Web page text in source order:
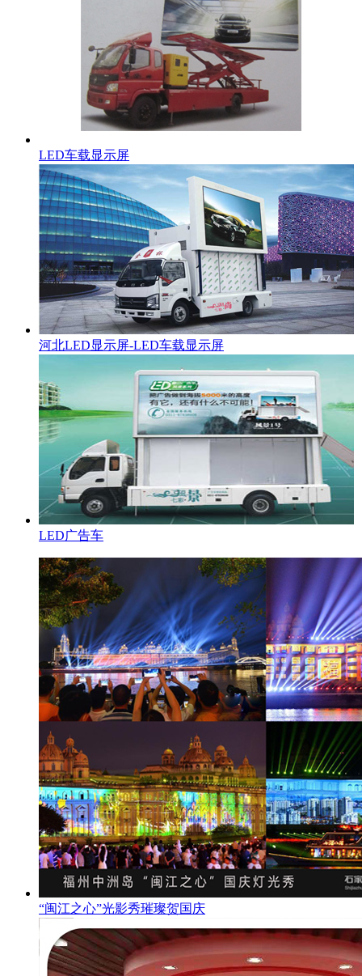
LED车载显示屏
河北LED显示屏-LED车载显示屏
LED广告车
“闽江之心”光影秀璀璨贺国庆